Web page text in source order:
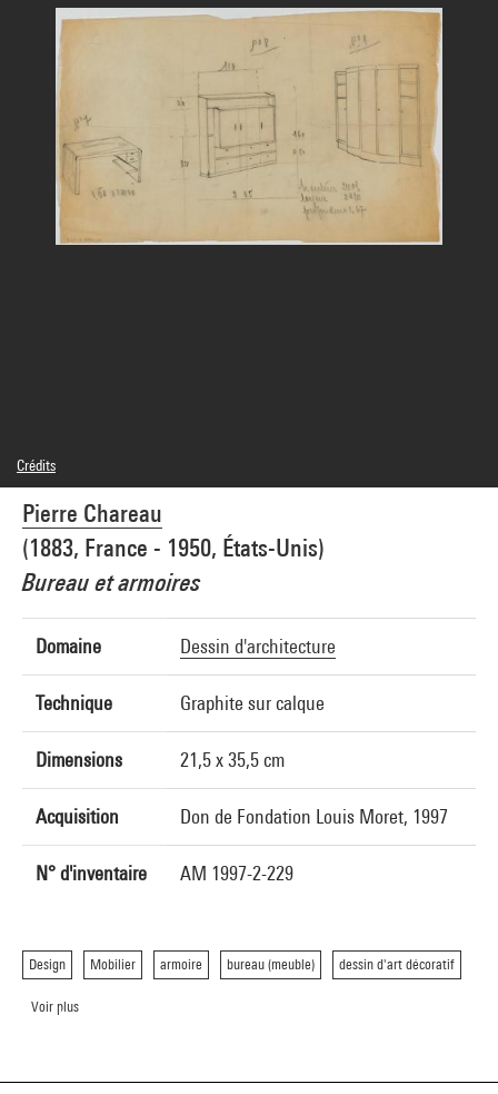
Pierre Chareau
(1883, France - 1950, États-Unis)
Bureau et armoires
Domaine Dessin d'architecture
Technique Graphite sur calque
Dimensions 21,5 x 35,5 cm
Acquisition Don de Fondation Louis Moret, 1997
N° d'inventaire AM 1997-2-229
Design Mobilier armoire bureau (meuble) dessin d'art décoratif
Voir plus
Crédits
Domaine public
Crédit photographique : Centre Pompidou, MNAM-CCI/Georges Meguerditchian/Dist.
GrandPalaisRmn
Réf. image : 4N21247
Diffusion image : GrandPalaisRmnPhoto